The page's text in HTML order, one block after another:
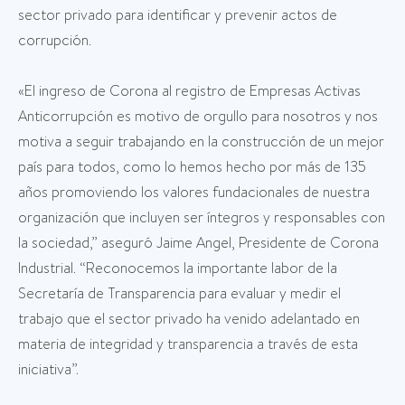
sector privado para identificar y prevenir actos de
corrupción.
«El ingreso de Corona al registro de Empresas Activas
Anticorrupción es motivo de orgullo para nosotros y nos
motiva a seguir trabajando en la construcción de un mejor
país para todos, como lo hemos hecho por más de 135
años promoviendo los valores fundacionales de nuestra
organización que incluyen ser íntegros y responsables con
la sociedad,” aseguró Jaime Angel, Presidente de Corona
Industrial. “Reconocemos la importante labor de la
Secretaría de Transparencia para evaluar y medir el
trabajo que el sector privado ha venido adelantado en
materia de integridad y transparencia a través de esta
iniciativa”.